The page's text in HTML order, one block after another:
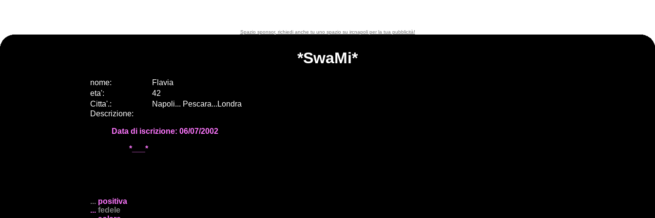
Spazio sponsor, richiedi anche tu uno spazio su ircnapoli per la tua pubblicità!
*SwaMi*
nome:
Flavia
eta':
42
Citta'.:
Napoli... Pescara...Londra
Descrizione:
Data di iscrizione: 06/07/2002
*___*
...positiva
...fedele